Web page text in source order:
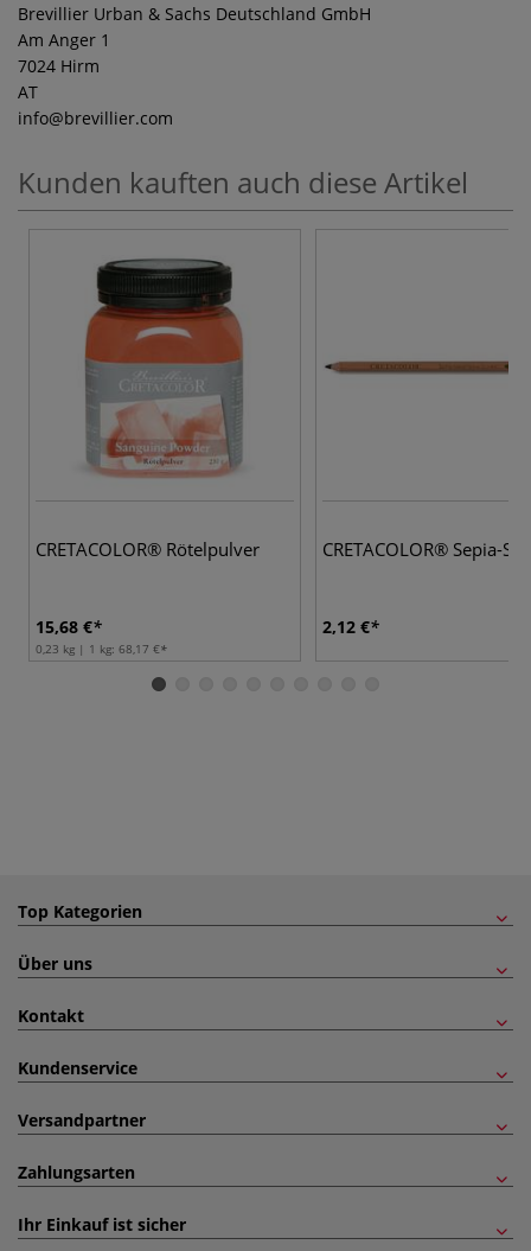
Brevillier Urban & Sachs Deutschland GmbH
Am Anger 1
7024 Hirm
AT
info@brevillier.com
Kunden kauften auch diese Artikel
CRETACOLOR® Rötelpulver
15,68 €
0,23 kg | 1 kg: 68,17 €
CRETACOLOR® Sepia-
2,12 €
Top Kategorien
Über uns
Kontakt
Kundenservice
Versandpartner
Zahlungsarten
Ihr Einkauf ist sicher